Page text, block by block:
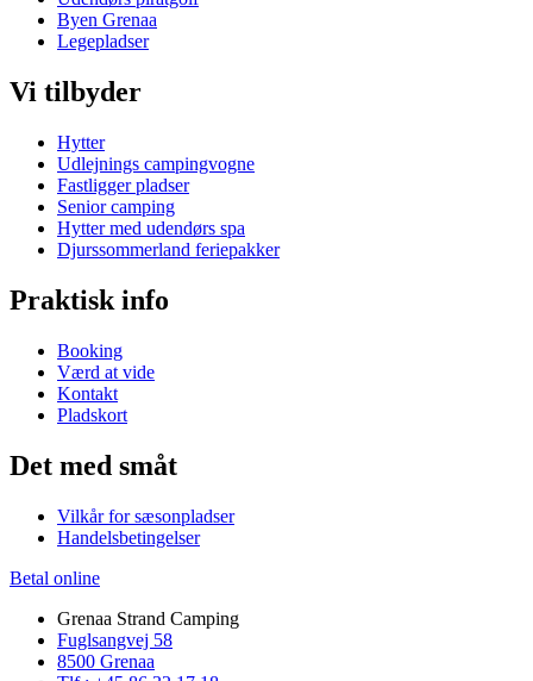
Byen Grenaa
Legepladser
Vi tilbyder
Hytter
Udlejnings campingvogne
Fastligger pladser
Senior camping
Hytter med udendørs spa
Djurssommerland feriepakker
Praktisk info
Booking
Værd at vide
Kontakt
Pladskort
Det med småt
Vilkår for sæsonpladser
Handelsbetingelser
Betal online
Grenaa Strand Camping
Fuglsangvej 58
8500 Grenaa